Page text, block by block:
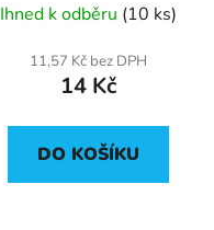
Ihned k odběru (10 ks)
11,57 Kč bez DPH
14 Kč
DO KOŠÍKU